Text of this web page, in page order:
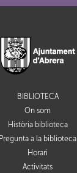
BIBLIOTECA
On som
Història biblioteca
Pregunta a la biblioteca
Horari
Activitats